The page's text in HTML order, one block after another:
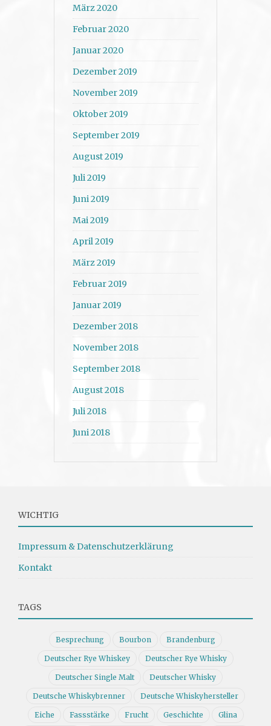
März 2020
Februar 2020
Januar 2020
Dezember 2019
November 2019
Oktober 2019
September 2019
August 2019
Juli 2019
Juni 2019
Mai 2019
April 2019
März 2019
Februar 2019
Januar 2019
Dezember 2018
November 2018
September 2018
August 2018
Juli 2018
Juni 2018
WICHTIG
Impressum & Datenschutzerklärung
Kontakt
TAGS
Besprechung Bourbon Brandenburg
Deutscher Rye Whiskey Deutscher Rye Whisky
Deutscher Single Malt Deutscher Whisky
Deutsche Whiskybrenner Deutsche Whiskyhersteller
Eiche Fassstärke Frucht Geschichte Glina